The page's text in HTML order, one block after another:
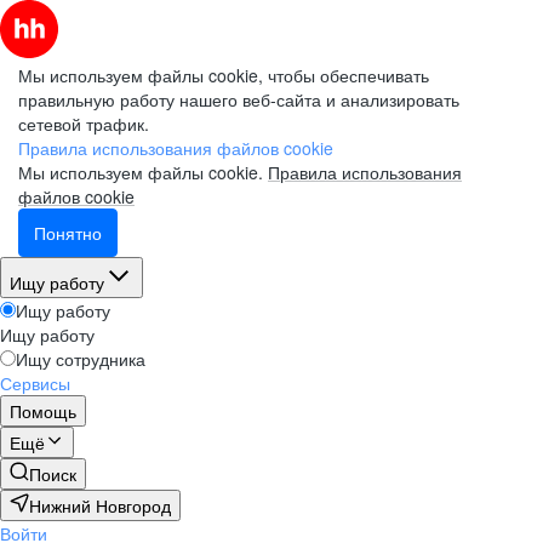
Мы используем файлы cookie, чтобы обеспечивать
правильную работу нашего веб-сайта и анализировать
сетевой трафик.
Правила использования файлов cookie
Мы используем файлы cookie. Правила использования
файлов cookie
Понятно
Ищу работу
Ищу работу
Ищу работу
Ищу сотрудника
Сервисы
Помощь
Ещё
Поиск
Нижний Новгород
Войти